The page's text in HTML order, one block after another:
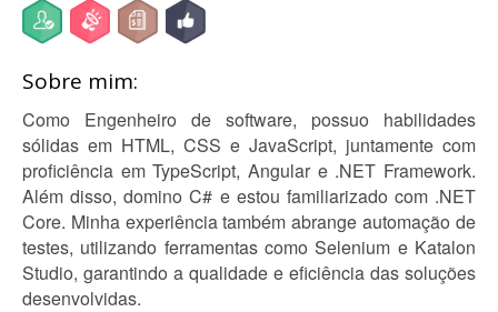
Sobre mim:
Como Engenheiro de software, possuo habilidades
sólidas em HTML, CSS e JavaScript, juntamente com
proficiência em TypeScript, Angular e .NET Framework.
Além disso, domino C# e estou familiarizado com .NET
Core. Minha experiência também abrange automação de
testes, utilizando ferramentas como Selenium e Katalon
Studio, garantindo a qualidade e eficiência das soluções
desenvolvidas.